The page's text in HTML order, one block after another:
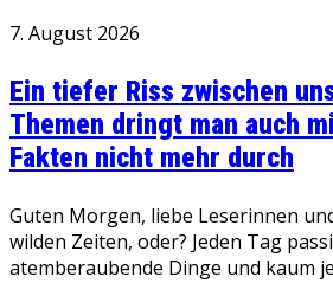
7. August 2026
Ein tiefer Riss zwischen
Themen dringt man auch
Fakten nicht mehr durch
Guten Morgen, liebe Leserinnen
wilden Zeiten, oder? Jeden Tag
atemberaubende Dinge und kaum